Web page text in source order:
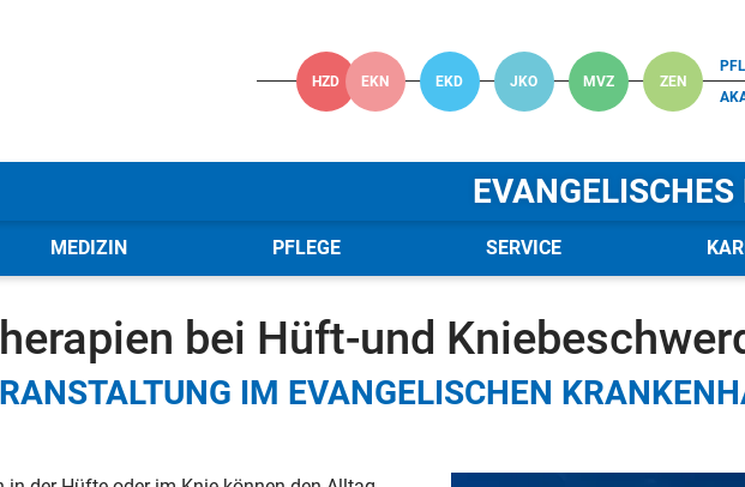
HZD EKN EKD JKO MVZ ZEN
MEDIZIN PFLEGE SERVICE
(Verbund) News
bei Hüft-und
IM EVANGELISCHEN